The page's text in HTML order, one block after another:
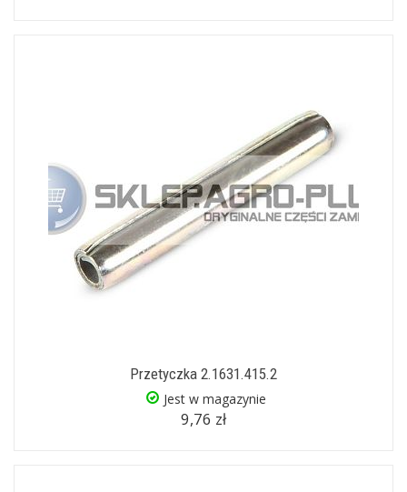
Przetyczka 2.1631.415.2
Jest w magazynie
9,76 zł